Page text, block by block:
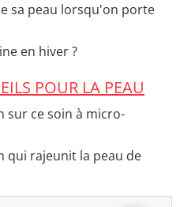
sa peau lorsqu'on porte
en hiver ?
POUR LA PEAU
sur ce soin à micro-
qui rajeunit la peau de